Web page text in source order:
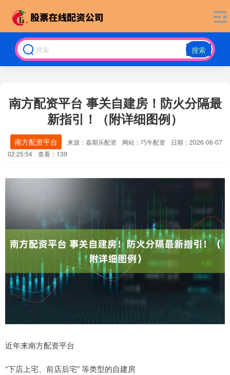
搜索
南方配资平台 事关自建房！防火分隔最
新指引！（附详细图例）
南方配资平台 来源：嘉期乐配资 网站：巧牛配资
日期：2026-06-07
02:25:54
查看：139
近年来南方配资平台
“下店上宅、前店后宅” 等类型的自建房